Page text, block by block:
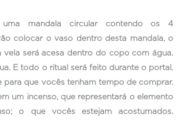
uma mandala circular contendo os 4
colocar o vaso dentro desta mandala, o
vela será acesa dentro do copo com água.
E todo o ritual será feito durante o portal.
para que vocês tenham tempo de comprar.
um incenso, que representará o elemento
o que vocês estejam acostumados.